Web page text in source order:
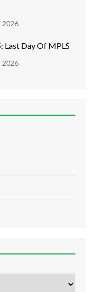
2026
Last Day Of MPLS
2026